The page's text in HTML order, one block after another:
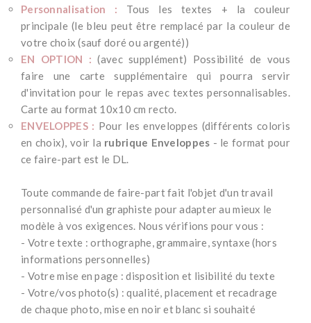
Personnalisation : Tous les textes + la couleur
principale (le bleu peut être remplacé par la couleur de
votre choix (sauf doré ou argenté))
EN OPTION : (avec supplément) Possibilité de vous
faire une carte supplémentaire qui pourra servir
d'invitation pour le repas avec textes personnalisables.
Carte au format 10x10 cm recto.
ENVELOPPES : Pour les enveloppes (différents coloris
en choix), voir la rubrique Enveloppes - le format pour
ce faire-part est le DL.
Toute commande de faire-part fait l'objet d'un travail
personnalisé d'un graphiste pour adapter au mieux le
modèle à vos exigences. Nous vérifions pour vous :
- Votre texte : orthographe, grammaire, syntaxe (hors
informations personnelles)
- Votre mise en page : disposition et lisibilité du texte
- Votre/vos photo(s) : qualité, placement et recadrage
de chaque photo, mise en noir et blanc si souhaité